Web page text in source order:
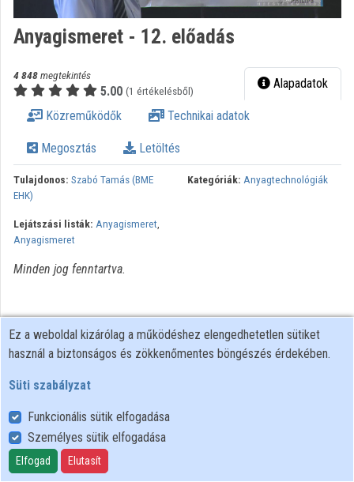
Kategóriák
Intézményi listák
Közreműködők
Anyagismeret - 12. előadás
4 848megtekintés
5.00 (1 értékelésből) Alapadatok
Közreműködők Technikai adatok
Megosztás Letöltés
Tulajdonos: Szabó Tamás (BME
EHK)
Kategóriák: Anyagtechnológiák
Lejátszási listák: Anyagismeret,
Anyagismeret
Minden jog fenntartva.
Felhasználói szabályzat
Adatkezelési tájékoztató
Süti szabályzat
Ez a weboldal kizárólag a működéshez elengedhetetlen sütiket
használ a biztonságos és zökkenőmentes böngészés érdekében.
Süti szabályzat
Funkcionális sütik elfogadása
Személyes sütik elfogadása
Elfogad Elutasít